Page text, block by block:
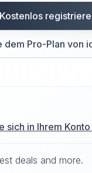
Kostenlos
dem Pro-Plan von
sich in Ihrem Konto
deals and more.